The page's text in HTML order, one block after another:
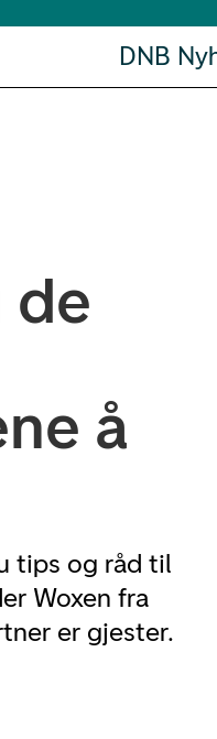
DNB
de
å
tips og råd til
Woxen fra
er gjester.